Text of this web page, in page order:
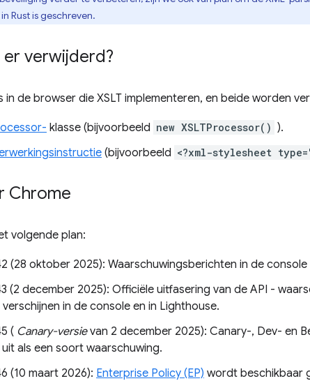
Rust is geschreven.
verwijderd?
in de browser die XSLT implementeren, en beide worden
klasse (bijvoorbeeld new XSLTProcessor() ).
(bijvoorbeeld <?xml-stylesheet
Chrome
volgende plan:
(28 oktober 2025): Waarschuwingsberichten in de
(2 december 2025): Officiële uitfasering van de API -
in de console en in Lighthouse.
( Canary-versievan 2 december 2025): Canary-, Dev- en
als een soort waarschuwing.
(10 maart 2026): Enterprise Policy (EP) wordt beschikbaar